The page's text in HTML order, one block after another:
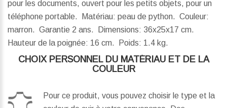
pour les documents, ouvert pour les petits objets, pour un
téléphone portable. Matériau: peau de python. Couleur:
marron. Garantie 2 ans.
Dimensions: 36x25x17 cm.
Hauteur de la poignée: 16 cm. Poids: 1.4 kg.
CHOIX PERSONNEL DU MATÉRIAU ET DE LA
COULEUR
Pour ce produit, vous pouvez choisir le type et la